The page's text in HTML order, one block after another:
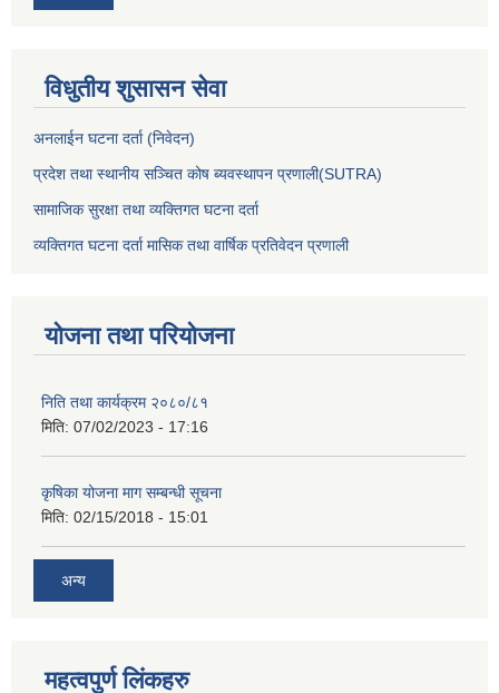
विधुतीय शुसासन सेवा
अनलाईन घटना दर्ता (निवेदन)
प्रदेश तथा स्थानीय सञ्चित कोष ब्यवस्थापन प्रणाली(SUTRA)
सामाजिक सुरक्षा तथा व्यक्तिगत घटना दर्ता
व्यक्तिगत घटना दर्ता मासिक तथा वार्षिक प्रतिवेदन प्रणाली
योजना तथा परियोजना
निति तथा कार्यक्रम २०८०/८१
मिति: 07/02/2023 - 17:16
कृषिका योजना माग सम्बन्धी सूचना
मिति: 02/15/2018 - 15:01
अन्य
महत्वपुर्ण लिंकहरु